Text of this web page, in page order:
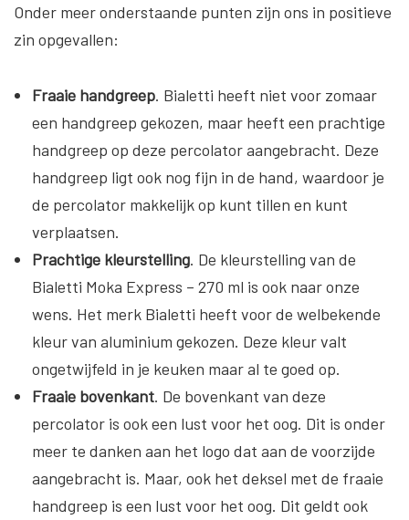
Onder meer onderstaande punten zijn ons in positieve
zin opgevallen:
Fraaie handgreep. Bialetti heeft niet voor zomaar
een handgreep gekozen, maar heeft een prachtige
handgreep op deze percolator aangebracht. Deze
handgreep ligt ook nog fijn in de hand, waardoor je
de percolator makkelijk op kunt tillen en kunt
verplaatsen.
Prachtige kleurstelling. De kleurstelling van de
Bialetti Moka Express – 270 ml is ook naar onze
wens. Het merk Bialetti heeft voor de welbekende
kleur van aluminium gekozen. Deze kleur valt
ongetwijfeld in je keuken maar al te goed op.
Fraaie bovenkant. De bovenkant van deze
percolator is ook een lust voor het oog. Dit is onder
meer te danken aan het logo dat aan de voorzijde
aangebracht is. Maar, ook het deksel met de fraaie
handgreep is een lust voor het oog. Dit geldt ook